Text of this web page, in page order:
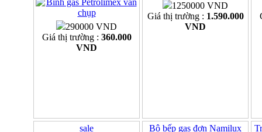
290000 VND
Giá thị trường : 360.000
VND
1250000 VND
Giá thị trường : 1.590.000
VND
sale Bộ bếp gas đơn Namilux